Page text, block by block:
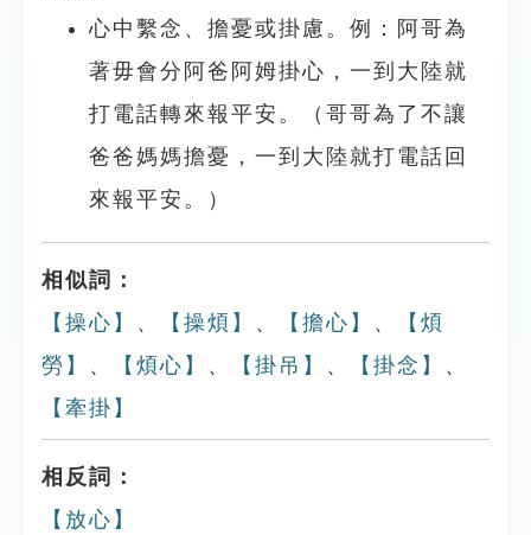
心中繫念、擔憂或掛慮。例：阿哥為
著毋會分阿爸阿姆掛心，一到大陸就
打電話轉來報平安。（哥哥為了不讓
爸爸媽媽擔憂，一到大陸就打電話回
來報平安。）
相似詞：
【操心】 、 【操煩】 、 【擔心】 、
【煩
勞】 、 【煩心】 、 【掛吊】 、 【掛念】 、
【牽掛】
相反詞：
【放心】